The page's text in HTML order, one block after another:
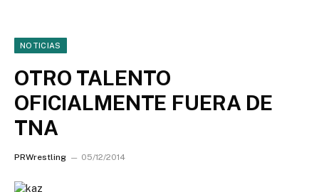
NOTICIAS
OTRO TALENTO
OFICIALMENTE FUERA DE
TNA
PRWrestling 05/12/2014